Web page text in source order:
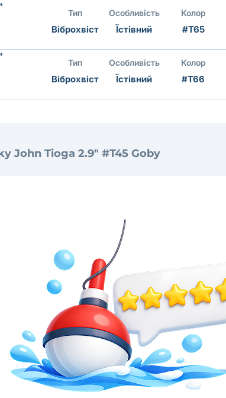
Тип
Віброхвіст
Особливість
Їстівний
Колор
#T65
Тип
Віброхвіст
Особливість
Їстівний
Колор
#T66
John Tioga 2.9" #T45 Goby